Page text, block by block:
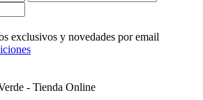
exclusivos y novedades por email